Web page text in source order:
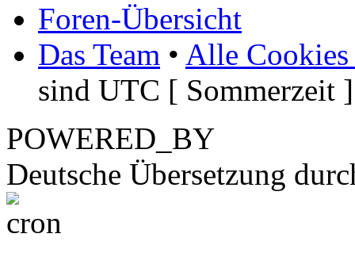
Foren-Übersicht
Das Team • Alle Cookies
sind UTC [ Sommerzeit ]
POWERED_BY
Deutsche Übersetzung